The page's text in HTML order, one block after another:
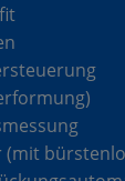
(mit